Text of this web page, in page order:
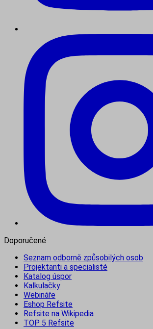
Doporučené
Seznam odborně způsobilých osob
Projektanti a specialisté
Katalog úspor
Kalkulačky
Webináře
Eshop Refsite
Refsite na Wikipedia
TOP 5 Refsite